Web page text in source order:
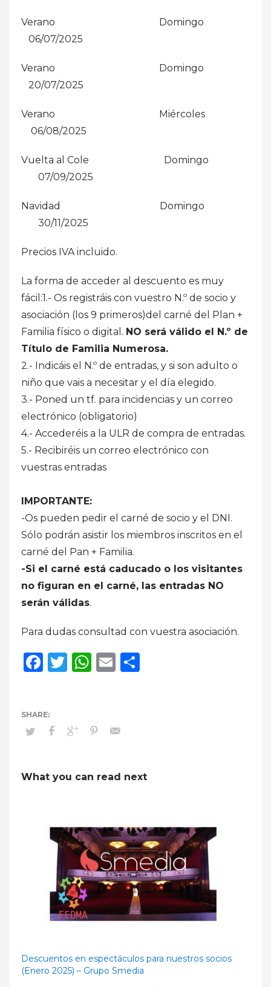
Verano Domingo
06/07/2025
Verano Domingo
20/07/2025
Verano Miércoles
06/08/2025
Vuelta al Cole Domingo
07/09/2025
Navidad Domingo
30/11/2025
Precios IVA incluido.
La forma de acceder al descuento es muy
fácil:1.- Os registráis con vuestro N.º de socio y
asociación (los 9 primeros)del carné del Plan +
Familia físico o digital. NO será válido el N.º de
Título de Familia Numerosa.
2.- Indicáis el N.º de entradas, y si son adulto o
niño que vais a necesitar y el día elegido.
3.- Poned un tf. para incidencias y un correo
electrónico (obligatorio)
4.- Accederéis a la ULR de compra de entradas.
5.- Recibiréis un correo electrónico con
vuestras entradas
IMPORTANTE:
-Os pueden pedir el carné de socio y el DNI.
Sólo podrán asistir los miembros inscritos en el
carné del Pan + Familia.
-Si el carné está caducado o los visitantes
no figuran en el carné, las entradas NO
serán válidas.
Para dudas consultad con vuestra asociación.
Facebook
Twitter
WhatsApp
Email
What you can read next
Descuentos en espectáculos para nuestros socios
(Enero 2025) – Grupo Smedia